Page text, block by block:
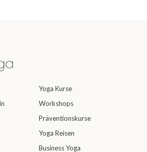
Yoga Kurse
Workshops
Präventionskurse
Yoga Reisen
Business Yoga